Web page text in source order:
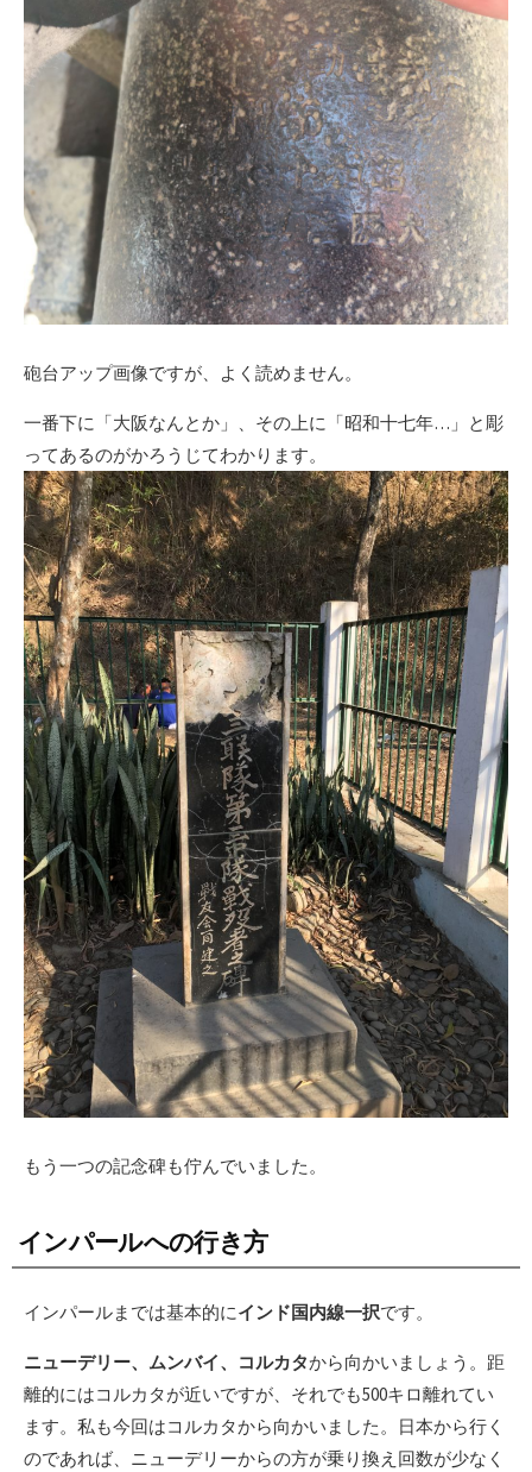
砲台アップ画像ですが、よく読めません。
一番下に「大阪なんとか」、その上に「昭和十七年…」と彫
ってあるのがかろうじてわかります。
もう一つの記念碑も佇んでいました。
インパールへの行き方
インパールまでは基本的にインド国内線一択です。
ニューデリー、ムンバイ、コルカタから向かいましょう。距
離的にはコルカタが近いですが、それでも500キロ離れてい
ます。私も今回はコルカタから向かいました。日本から行く
のであれば、ニューデリーからの方が乗り換え回数が少なく